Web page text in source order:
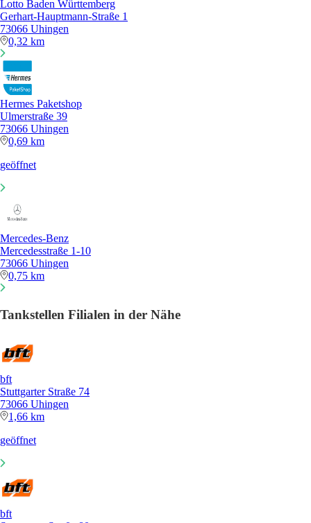
Lotto Baden Württemberg
Gerhart-Hauptmann-Straße 1
73066 Uhingen
0,32 km
Hermes Paketshop
Ulmerstraße 39
73066 Uhingen
0,69 km
geöffnet
Mercedes-Benz
Mercedesstraße 1-10
73066 Uhingen
0,75 km
Tankstellen Filialen in der Nähe
bft
Stuttgarter Straße 74
73066 Uhingen
1,66 km
geöffnet
bft